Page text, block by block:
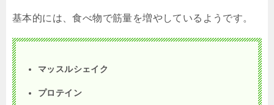
基本的には、食べ物で筋量を増やしているようです。
マッスルシェイク
プロテイン